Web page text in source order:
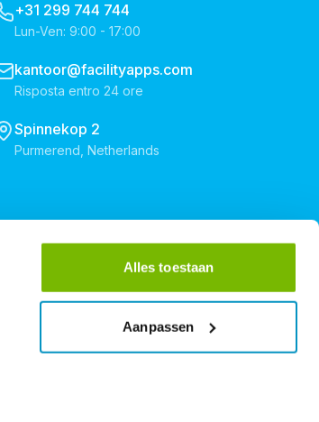
Alles toestaan
Aanpassen
+31 299 744 744
Lun-Ven: 9:00 - 17:00
kantoor@facilityapps.com
Risposta entro 24 ore
Spinnekop 2
Purmerend, Netherlands